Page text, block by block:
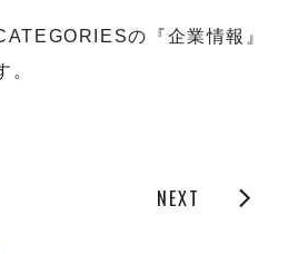
の『企業情報』
。
NEXT